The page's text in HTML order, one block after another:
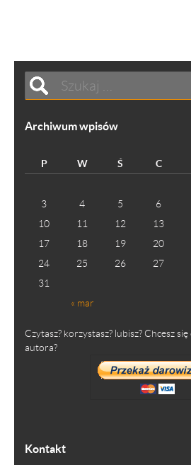
Archiwum wpisów
P W Ś C
« mar
3
4 5 6
10
11 12 13
17
18 19 20
24
25 26 27
31
Czytasz? korzystasz? lubisz? Chcesz
autora?
Kontakt